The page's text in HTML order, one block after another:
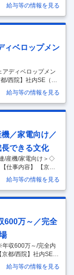
要：ご経験・バック
す。半導体技術者の
職種 ・回路設計（ア
デバイスの研究開発
み 同社のエンジニ
上げ、クレーム対応
給与等の情報を見る
ィベロップメン
アディベロップメン
/西院】社内SE（ソ
休130日 【具体的な
ソフトウェアディベ
ム（販売管理、生産
るシステム企画立案
ご担当いただきま
技術を抱え、ソフト
を行います。 …
給与等の情報を見る
／家電向け／
できる文化
/産機/家電向け＞◇
仕事内容】 【京
界未経験歓迎/切磋
半導体にて国内有数
ます。 ■具体的に
般。拡販活動のほ
ていただきます。
場動向などの情報収
社内調整・交渉（…
給与等の情報を見る
600万～／完全
収600万～/完全内
都/西院】社内SE
証プライム上場 【具
ープン系技術を利用
給与等の情報を見る